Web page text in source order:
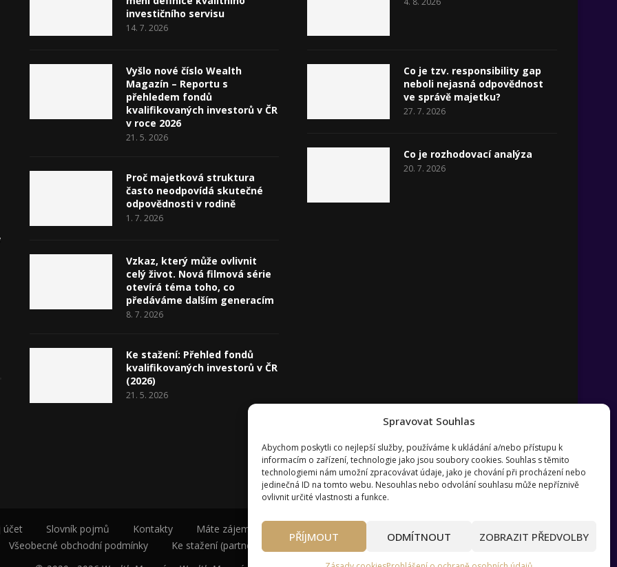
Spravovat Souhlas
Abychom poskytli co nejlepší služby, používáme k ukládání a/nebo přístupu k
informacím o zařízení, technologie jako jsou soubory cookies. Souhlas s těmito
technologiemi nám umožní zpracovávat údaje, jako je chování při procházení nebo
jedinečná ID na tomto webu. Nesouhlas nebo odvolání souhlasu může nepříznivě
ovlivnit určité vlastnosti a funkce.
PŘÍJMOUT ODMÍTNOUT ZOBRAZIT PŘEDVOLBY
investičního servisu
14. 7. 2026
Vyšlo nové číslo Wealth
Magazín – Reportu s
přehledem fondů
kvalifikovaných investorů v ČR
v roce 2026
21. 5. 2026
Proč majetková struktura
často neodpovídá skutečné
odpovědnosti v rodině
1. 7. 2026
Vzkaz, který může ovlivnit
celý život. Nová filmová série
otevírá téma toho, co
předáváme dalším generacím
8. 7. 2026
Ke stažení: Přehled fondů
kvalifikovaných investorů v ČR
(2026)
21. 5. 2026
Co je tzv. responsibility gap
neboli nejasná odpovědnost
ve správě majetku?
27. 7. 2026
Co je rozhodovací analýza
20. 7. 2026
účet Slovník pojmů Kontakty Máte zájem o spolupráci?
Pravidla používání webu wmag.cz
Všeobecné obchodní podmínky
Ke stažení (partneři a autoři)